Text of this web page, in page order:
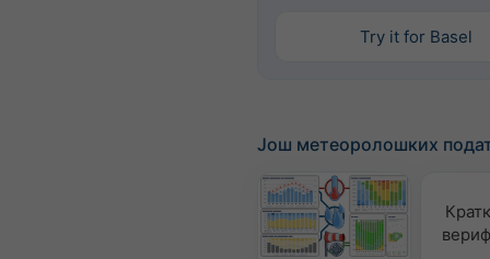
Try it for Basel
Још метеоролошких